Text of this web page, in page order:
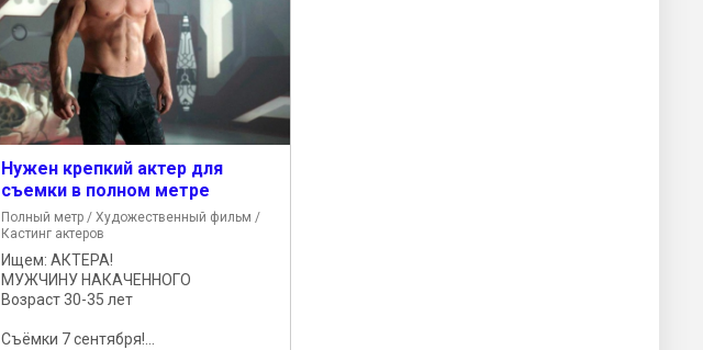
Нужен крепкий актер для
съемки в полном метре
Полный метр / Художественный фильм /
Кастинг актеров
Ищем: АКТЕРА!
МУЖЧИНУ НАКАЧЕННОГО
Возраст 30-35 лет
Съёмки 7 сентября!...